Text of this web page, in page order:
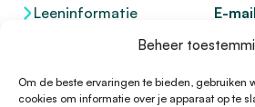
Beheer
Om de beste ervaringen te bieden, gebruiken
cookies om informatie over je apparaat op te
Leeninformatie
E-
KvK
Kifid